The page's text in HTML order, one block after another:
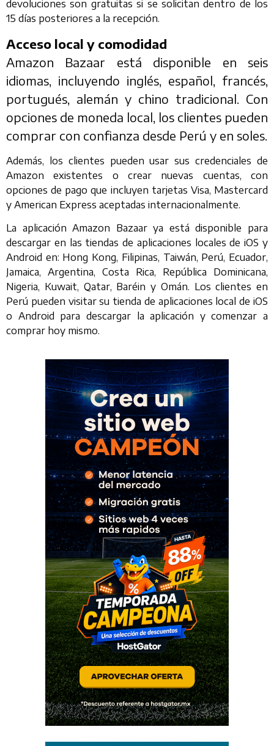
devoluciones son gratuitas si se solicitan dentro de los
15 días posteriores a la recepción.
Acceso local y comodidad
Amazon Bazaar está disponible en seis
idiomas, incluyendo inglés, español, francés,
portugués, alemán y chino tradicional. Con
opciones de moneda local, los clientes pueden
comprar con confianza desde Perú y en soles.
Además, los clientes pueden usar sus credenciales de
Amazon existentes o crear nuevas cuentas, con
opciones de pago que incluyen tarjetas Visa, Mastercard
y American Express aceptadas internacionalmente.
La aplicación Amazon Bazaar ya está disponible para
descargar en las tiendas de aplicaciones locales de iOS y
Android en: Hong Kong, Filipinas, Taiwán, Perú, Ecuador,
Jamaica, Argentina, Costa Rica, República Dominicana,
Nigeria, Kuwait, Qatar, Baréin y Omán. Los clientes en
Perú pueden visitar su tienda de aplicaciones local de iOS
o Android para descargar la aplicación y comenzar a
comprar hoy mismo.